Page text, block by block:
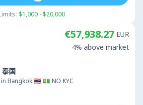
$1,000 - $20,000
国
Bangkok 🇹🇭 💵 NO KYC
€57,938.27 EUR
4% above market